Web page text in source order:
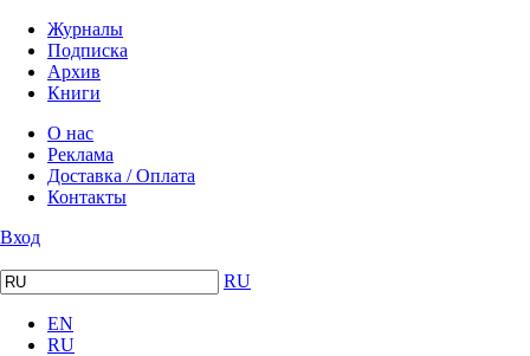
Журналы
Подписка
Архив
Книги
О нас
Реклама
Доставка / Оплата
Контакты
Вход
RU
EN
RU